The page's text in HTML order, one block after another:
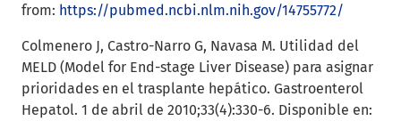
from: https://pubmed.ncbi.nlm.nih.gov/14755772/
Colmenero J, Castro-Narro G, Navasa M. Utilidad del
MELD (Model for End-stage Liver Disease) para asignar
prioridades en el trasplante hepático. Gastroenterol
Hepatol. 1 de abril de 2010;33(4):330-6. Disponible en: